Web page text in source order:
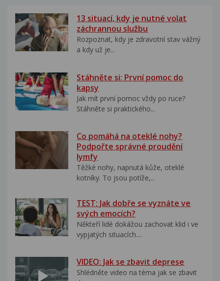
13 situací, kdy je nutné volat
záchrannou službu
Rozpoznat, kdy je zdravotní stav vážný
a kdy už je...
Stáhněte si: První pomoc do
kapsy
Jak mít první pomoc vždy po ruce?
Stáhněte si praktického...
Co pomáhá na oteklé nohy?
Podpořte správné proudění
lymfy
Těžké nohy, napnutá kůže, oteklé
kotníky. To jsou potíže,...
TEST: Jak dobře se vyznáte ve
svých emocích?
Někteří lidé dokážou zachovat klid i ve
vypjatých situacích....
VIDEO: Jak se zbavit deprese
Shlédněte video na téma jak se zbavit